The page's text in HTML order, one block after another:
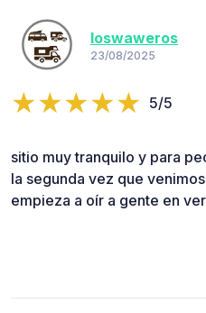
loswaweros
23/08/2025
5/5
sitio muy tranquilo y para
la segunda vez que
empieza a oír a gente en